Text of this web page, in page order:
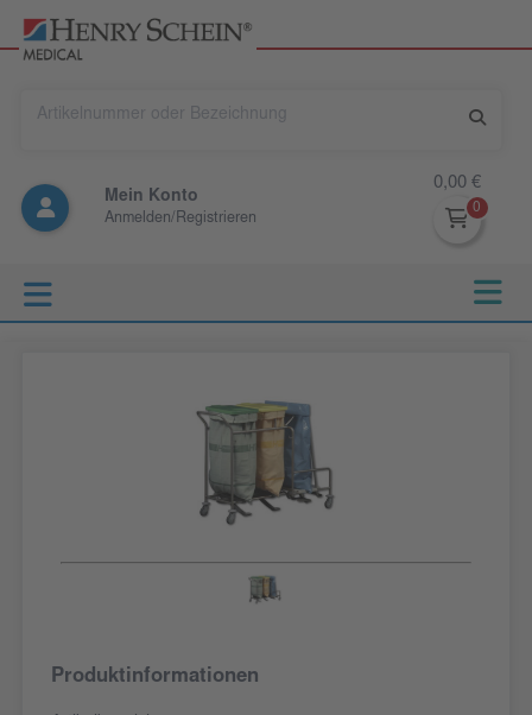
Mein Konto
Anmelden/Registrieren
0,00 €
Produktinformationen